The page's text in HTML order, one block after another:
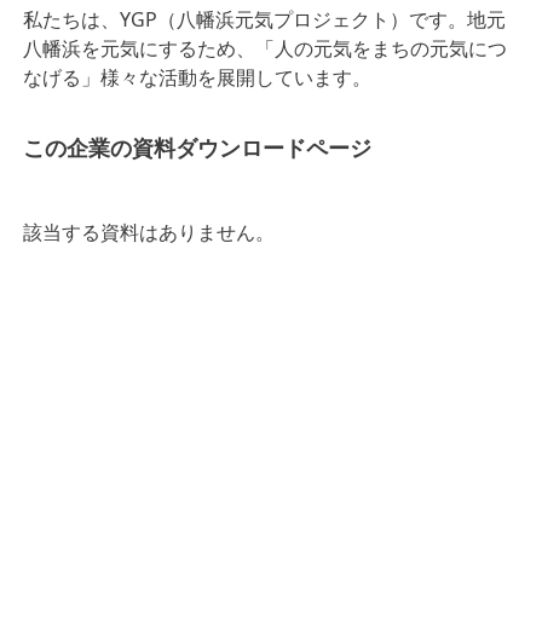
私たちは、YGP（八幡浜元気プロジェクト）です。地元
八幡浜を元気にするため、「人の元気をまちの元気につ
なげる」様々な活動を展開しています。
この企業の資料ダウンロードページ
該当する資料はありません。